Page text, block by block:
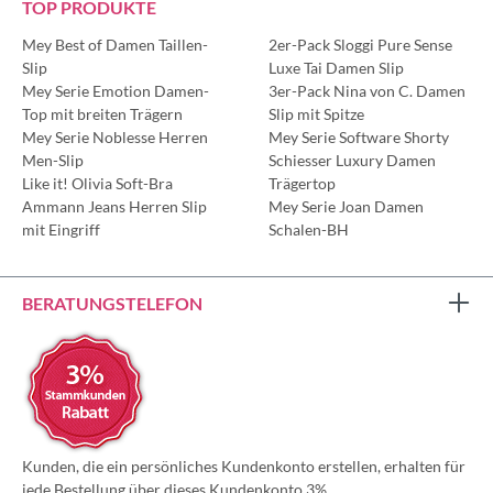
TOP PRODUKTE
Mey Best of Damen Taillen-
Slip
Mey Serie Emotion Damen-
Top mit breiten Trägern
Mey Serie Noblesse Herren
Men-Slip
Like it! Olivia Soft-Bra
Ammann Jeans Herren Slip
mit Eingriff
2er-Pack Sloggi Pure Sense
Luxe Tai Damen Slip
3er-Pack Nina von C. Damen
Slip mit Spitze
Mey Serie Software Shorty
Schiesser Luxury Damen
Trägertop
Mey Serie Joan Damen
Schalen-BH
BERATUNGSTELEFON
Kunden, die ein persönliches Kundenkonto erstellen, erhalten für
jede Bestellung über dieses Kundenkonto 3%